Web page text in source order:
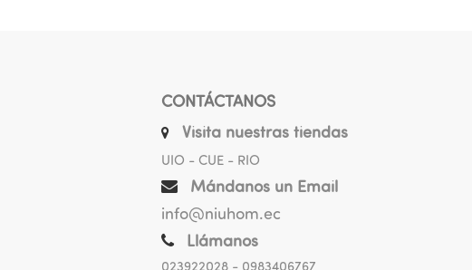
CONTÁCTANOS
Visita nuestras tiendas
UIO - CUE - RIO
Mándanos un Email
info@niuhom.ec
Llámanos